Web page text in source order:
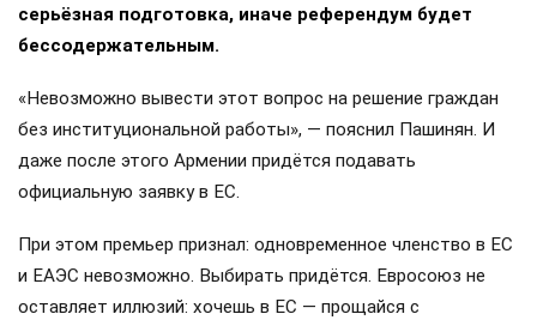
серьёзная подготовка, иначе референдум будет
бессодержательным.
«Невозможно вывести этот вопрос на решение граждан
без институциональной работы», — пояснил Пашинян. И
даже после этого Армении придётся подавать
официальную заявку в ЕС.
При этом премьер признал: одновременное членство в ЕС
и ЕАЭС невозможно. Выбирать придётся. Евросоюз не
оставляет иллюзий: хочешь в ЕС — прощайся с